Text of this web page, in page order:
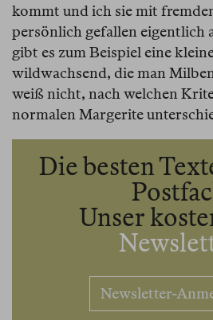
kommt und ich sie mit
persönlich gefallen eigentlich
gibt es zum Beispiel eine
wildwachsend, die man
weiß nicht, nach welchen
normalen Margerite
Die besten
Unser
Newsletter-